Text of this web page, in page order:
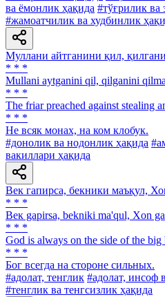
ва ёмонлик ҳақида #тўғрилик ва
#жамоатчилик ва худбинлик
Муллани айтганини қил,
* * *
Mullani aytganini qil, qilganini
* * *
The friar preached against stealing
* * *
He всяк монах, на ком клобук.
#донолик ва нодонлик ҳақида
вакиллари ҳақида
Век гапирса, бекники маъқул,
* * *
Век gapirsa, bekniki ma'qul, Xon
* * *
God is always on the side of the big
* * *
Бог всегда на стороне сильных.
#адолат, тенглик #адолат, инсоф
#тенглик ва тенгсизлик ҳақида